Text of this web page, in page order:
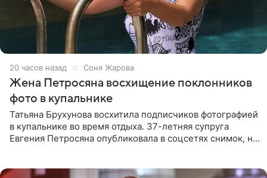
20 часов назад Соня Жарова
Жена Петросяна восхищение поклонников
фото в купальнике
Татьяна Брухунова восхитила подписчиков фотографией
в купальнике во время отдыха. 37-летняя супруга
Евгения Петросяна опубликовала в соцсетях снимок, на